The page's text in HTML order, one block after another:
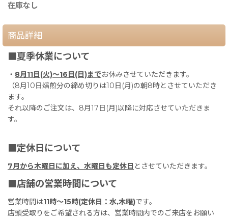
在庫なし
商品詳細
■夏季休業について
・ 8月11日(火)〜16日(日)までお休みさせていただきます。
（8月10日焙煎分の締め切りは10日(月)の朝8時とさせていただき
ます。
それ以降のご注文は、8月17日(月)以降に対応させていただきま
す。
■定休日について
7月から木曜日に加え、水曜日も定休日 とさせていただきます。
■店舗の営業時間について
営業時間は11時〜15時(定休日：水,木曜)です。
店頭受取りをご希望される方は、営業時間内でのご来店をお願い